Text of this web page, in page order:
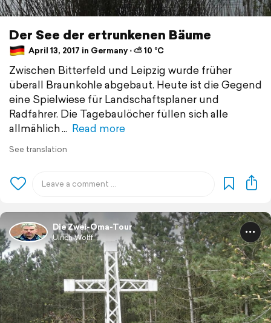
Der See der ertrunkenen Bäume
April 13, 2017 in Germany ⋅ ⛅ 10 °C
Zwischen Bitterfeld und Leipzig wurde früher
überall Braunkohle abgebaut. Heute ist die Gegend
eine Spielwiese für Landschaftsplaner und
Radfahrer. Die Tagebaulöcher füllen sich alle
allmählich
Read more
See translation
Die Zwei-Oma-Tour
Ulrich Wolff